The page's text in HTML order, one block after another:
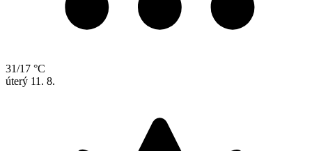
31/17 °C
úterý 11. 8.